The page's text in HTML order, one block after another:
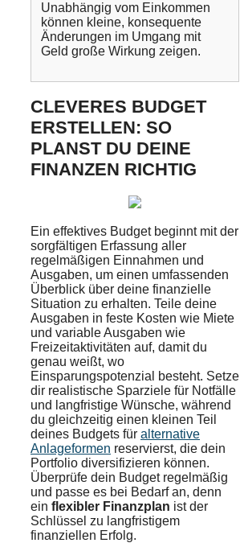
Unabhängig vom Einkommen
können kleine, konsequente
Änderungen im Umgang mit
Geld große Wirkung zeigen.
CLEVERES BUDGET
ERSTELLEN: SO
PLANST DU DEINE
FINANZEN RICHTIG
Ein effektives Budget beginnt mit der
sorgfältigen Erfassung aller
regelmäßigen Einnahmen und
Ausgaben, um einen umfassenden
Überblick über deine finanzielle
Situation zu erhalten. Teile deine
Ausgaben in feste Kosten wie Miete
und variable Ausgaben wie
Freizeitaktivitäten auf, damit du
genau weißt, wo
Einsparungspotenzial besteht. Setze
dir realistische Sparziele für Notfälle
und langfristige Wünsche, während
du gleichzeitig einen kleinen Teil
deines Budgets für alternative
Anlageformen reservierst, die dein
Portfolio diversifizieren können.
Überprüfe dein Budget regelmäßig
und passe es bei Bedarf an, denn
ein flexibler Finanzplan ist der
Schlüssel zu langfristigem
finanziellen Erfolg.